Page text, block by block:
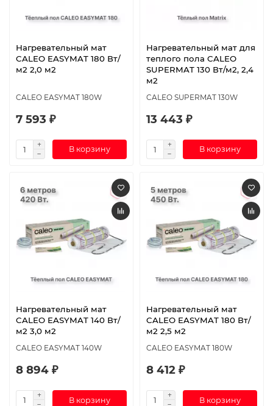
Нагревательный мат
CALEO EASYMAT 180 Вт/
м2 2,0 м2
CALEO EASYMAT 180W
7 593 ₽
В корзину
Нагревательный мат для
теплого пола CALEO
SUPERMAT 130 Вт/м2, 2,4
м2
CALEO SUPERMAT 130W
13 443 ₽
В корзину
Нагревательный мат
CALEO EASYMAT 140 Вт/
м2 3,0 м2
CALEO EASYMAT 140W
8 894 ₽
В корзину
Нагревательный мат
CALEO EASYMAT 180 Вт/
м2 2,5 м2
CALEO EASYMAT 180W
8 412 ₽
В корзину